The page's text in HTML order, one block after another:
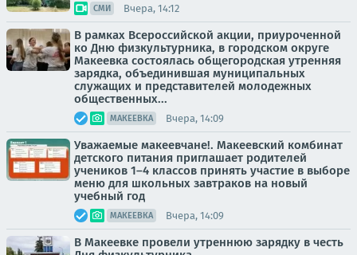
СМИ Вчера, 14:12
В рамках Всероссийской акции, приуроченной
ко Дню физкультурника, в городском округе
Макеевка состоялась общегородская утренняя
зарядка, объединившая муниципальных
служащих и представителей молодежных
общественных...
МАКЕЕВКА Вчера, 14:09
Уважаемые макеевчане!. Макеевский комбинат
детского питания приглашает родителей
учеников 1–4 классов принять участие в выборе
меню для школьных завтраков на новый
учебный год
МАКЕЕВКА Вчера, 14:09
В Макеевке провели утреннюю зарядку в честь